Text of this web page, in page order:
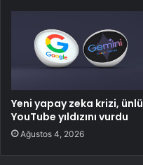
Yeni yapay zeka krizi, ünlü
YouTube yıldızını vurdu
Ağustos 4, 2026